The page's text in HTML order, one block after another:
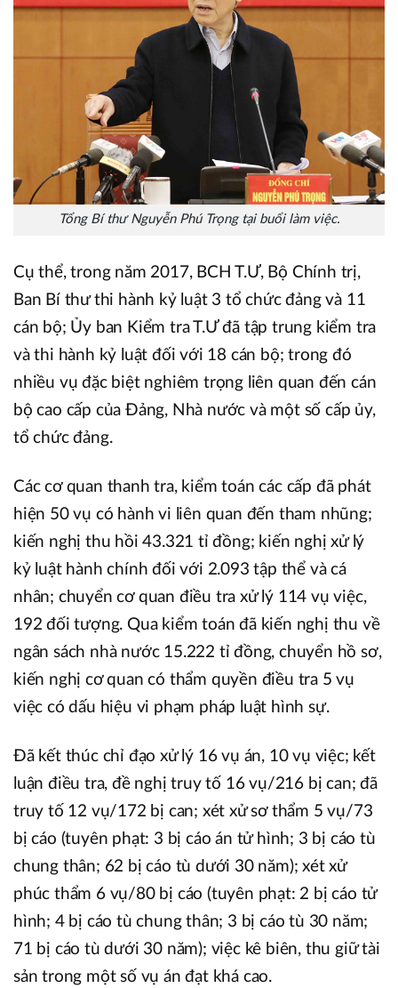
Tổng Bí thư Nguyễn Phú Trọng tại buổi làm việc.
Cụ thể, trong năm 2017, BCH T.Ư, Bộ Chính trị,
Ban Bí thư thi hành kỷ luật 3 tổ chức đảng và 11
cán bộ; Ủy ban Kiểm tra T.Ư đã tập trung kiểm tra
và thi hành kỷ luật đối với 18 cán bộ; trong đó
nhiều vụ đặc biệt nghiêm trọng liên quan đến cán
bộ cao cấp của Đảng, Nhà nước và một số cấp ủy,
tổ chức đảng.
Các cơ quan thanh tra, kiểm toán các cấp đã phát
hiện 50 vụ có hành vi liên quan đến tham nhũng;
kiến nghị thu hồi 43.321 tỉ đồng; kiến nghị xử lý
kỷ luật hành chính đối với 2.093 tập thể và cá
nhân; chuyển cơ quan điều tra xử lý 114 vụ việc,
192 đối tượng. Qua kiểm toán đã kiến nghị thu về
ngân sách nhà nước 15.222 tỉ đồng, chuyển hồ sơ,
kiến nghị cơ quan có thẩm quyền điều tra 5 vụ
việc có dấu hiệu vi phạm pháp luật hình sự.
Đã kết thúc chỉ đạo xử lý 16 vụ án, 10 vụ việc; kết
luận điều tra, đề nghị truy tố 16 vụ/216 bị can; đã
truy tố 12 vụ/172 bị can; xét xử sơ thẩm 5 vụ/73
bị cáo (tuyên phạt: 3 bị cáo án tử hình; 3 bị cáo tù
chung thân; 62 bị cáo tù dưới 30 năm); xét xử
phúc thẩm 6 vụ/80 bị cáo (tuyên phạt: 2 bị cáo tử
hình; 4 bị cáo tù chung thân; 3 bị cáo tù 30 năm;
71 bị cáo tù dưới 30 năm); việc kê biên, thu giữ tài
sản trong một số vụ án đạt khá cao.